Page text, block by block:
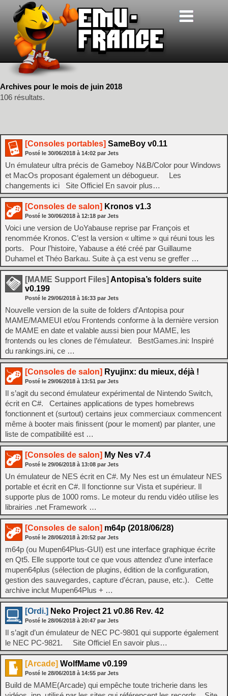
Archives pour le mois de juin 2018
106 résultats.
[Consoles portables] SameBoy v0.11
Posté le 30/06/2018 à 14:02 par Jets
Un émulateur ultra précis de Gameboy N&B/Color pour Windows
et MacOs proposant également un débogueur. Les
changements ici Site Officiel En savoir plus…
[Consoles de salon] Kronos v1.3
Posté le 30/06/2018 à 12:18 par Jets
Voici une version de UoYabause reprise par François et
renommée Kronos. C’est la version « ultime » qui réuni tous les
ports. Pour l’histoire, Yabause a été créé par Guillaume
Duhamel et Théo Barkau. Suite à ça est venu se greffer …
[MAME Support Files] Antopisa’s folders suite
v0.199
Posté le 29/06/2018 à 16:33 par Jets
Nouvelle version de la suite de folders d’Antopisa pour
MAME/MAMEUI et/ou Frontends conforme à la dernière version
de MAME en date et valable aussi bien pour MAME, les
frontends ou les clones de l’émulateur. BestGames.ini: Inspiré
du rankings.ini, ce …
[Consoles de salon] Ryujinx: du mieux, déjà !
Posté le 29/06/2018 à 13:51 par Jets
Il s’agit du second émulateur expérimental de Nintendo Switch,
écrit en C#. Certaines applications de types homebrews
fonctionnent et (surtout) certains jeux commerciaux commencent
même à booter mais finissent (pour le moment) par planter, une
liste de compatibilité est …
[Consoles de salon] My Nes v7.4
Posté le 29/06/2018 à 13:08 par Jets
Un émulateur de NES écrit en C#. My Nes est un émulateur NES
portable et écrit en C#. Il fonctionne sur Vista et supérieur. Il
supporte plus de 1000 roms. Le moteur du rendu vidéo utilise les
librairies .net Framework …
[Consoles de salon] m64p (2018/06/28)
Posté le 28/06/2018 à 20:52 par Jets
m64p (ou Mupen64Plus-GUI) est une interface graphique écrite
en Qt5. Elle supporte tout ce que vous attendez d’une interface
mupen64plus (sélection de plugins, édition de la configuration,
gestion des sauvegardes, capture d’écran, pause, etc.). Cette
archive inclut Mupen64Plus + …
[Ordi.] Neko Project 21 v0.86 Rev. 42
Posté le 28/06/2018 à 20:47 par Jets
Il s’agit d’un émulateur de NEC PC-9801 qui supporte également
le NEC PC-9821. Site Officiel En savoir plus…
[Arcade] WolfMame v0.199
Posté le 28/06/2018 à 14:55 par Jets
Build de MAME(Arcade) qui empêche toute tricherie dans les